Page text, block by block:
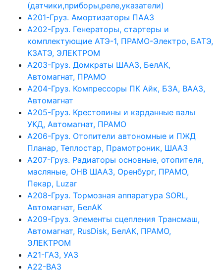
(датчики,приборы,реле,указатели)
А201-Груз. Амортизаторы ПААЗ
А202-Груз. Генераторы, стартеры и
комплектующие АТЭ-1, ПРАМО-Электро, БАТЭ,
КЗАТЭ, ЭЛЕКТРОМ
А203-Груз. Домкраты ШААЗ, БелАК,
Автомагнат, ПРАМО
А204-Груз. Компрессоры ПК Айк, БЗА, ВААЗ,
Автомагнат
А205-Груз. Крестовины и карданные валы
УКД, Автомагнат, ПРАМО
А206-Груз. Отопители автономные и ПЖД
Планар, Теплостар, Прамотроник, ШААЗ
А207-Груз. Радиаторы основные, отопителя,
масляные, ОНВ ШААЗ, Оренбург, ПРАМО,
Пекар, Luzar
А208-Груз. Тормозная аппаратура SORL,
Автомагнат, БелАК
А209-Груз. Элементы сцепления Трансмаш,
Автомагнат, RusDisk, БелАК, ПРАМО,
ЭЛЕКТРОМ
А21-ГАЗ, УАЗ
А22-ВАЗ